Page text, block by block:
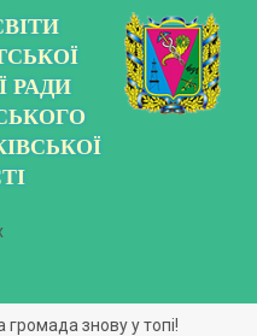
РАДИ
громада знову у топі!